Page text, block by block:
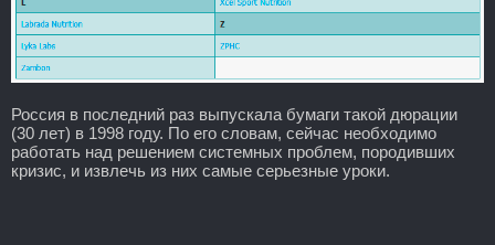
Россия в последний раз выпускала бумаги такой дюрации
(30 лет) в 1998 году. По его словам, сейчас необходимо
работать над решением системных проблем, породивших
кризис, и извлечь из них самые серьезные уроки.